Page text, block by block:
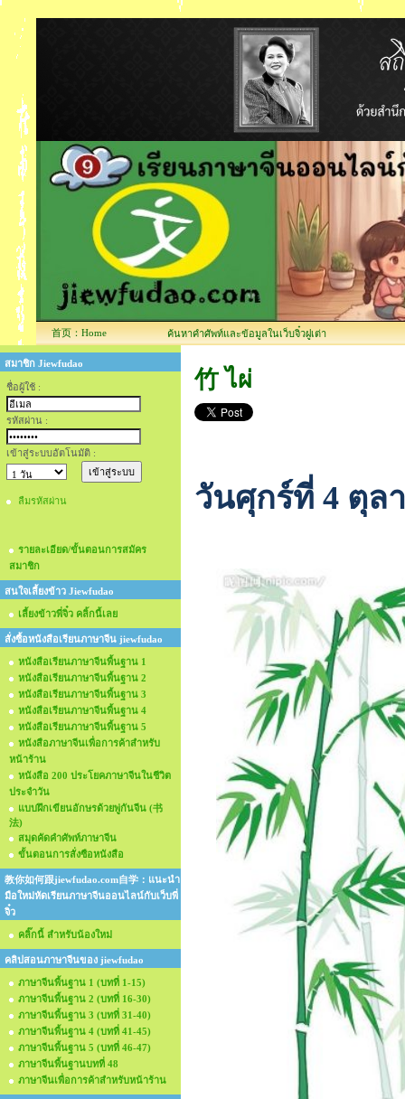
首页：Home ค้นหาคำศัพท์และข้อมูลในเว็บจิ๋วฝูเต่า
สมาชิก Jiewfudao
ชื่อผู้ใช้ :
รหัสผ่าน :
เข้าสู่ระบบอัตโนมัติ :
ลืมรหัสผ่าน
รายละเอียด/ขั้นตอนการสมัคร
สมาชิก
สนใจเลี้ยงข้าว Jiewfudao
เลี้ยงข้าวพี่จิ๋ว คลิ้กนี้เลย
สั่งซื้อหนังสือเรียนภาษาจีน jiewfudao
หนังสือเรียนภาษาจีนพื้นฐาน 1
หนังสือเรียนภาษาจีนพื้นฐาน 2
หนังสือเรียนภาษาจีนพื้นฐาน 3
หนังสือเรียนภาษาจีนพื้นฐาน 4
หนังสือเรียนภาษาจีนพื้นฐาน 5
หนังสือภาษาจีนเพื่อการค้าสำหรับ
หน้าร้าน
หนังสือ 200 ประโยคภาษาจีนในชีวิต
ประจำวัน
แบบฝึกเขียนอักษรด้วยพู่กันจีน (书
法)
สมุดคัดคำศัพท์ภาษาจีน
ขั้นตอนการสั่งซือหนังสือ
教你如何跟jiewfudao.com自学：แนะนำ
มือใหม่หัดเรียนภาษาจีนออนไลน์กับเว็บพี่
จิ๋ว
คลิ๊กนี้ สำหรับน้องใหม่
คลิปสอนภาษาจีนของ jiewfudao
ภาษาจีนพื้นฐาน 1 (บทที่ 1-15)
ภาษาจีนพื้นฐาน 2 (บทที่ 16-30)
ภาษาจีนพื้นฐาน 3 (บทที่ 31-40)
ภาษาจีนพื้นฐาน 4 (บทที่ 41-45)
ภาษาจีนพื้นฐาน 5 (บทที่ 46-47)
ภาษาจีนพื้นฐานบทที่ 48
ภาษาจีนเพื่อการค้าสำหรับหน้าร้าน
竹 ไผ่
วันศุกร์ที่ 4 ตุล